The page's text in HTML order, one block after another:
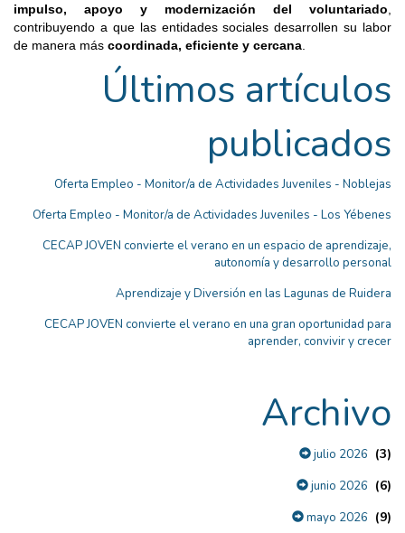
impulso, apoyo y modernización del voluntariado
contribuyendo a que las entidades sociales desarrollen su labor
de manera más coordinada, eficiente y cercana
Últimos artículos
publicados
Oferta Empleo - Monitor/a de Actividades Juveniles - Noblejas
Oferta Empleo - Monitor/a de Actividades Juveniles - Los Yébenes
CECAP JOVEN convierte el verano en un espacio de aprendizaje,
autonomía y desarrollo personal
Aprendizaje y Diversión en las Lagunas de Ruidera
CECAP JOVEN convierte el verano en una gran oportunidad para
aprender, convivir y crecer
Archivo
julio 2026 (3)
junio 2026 (6)
mayo 2026 (9)